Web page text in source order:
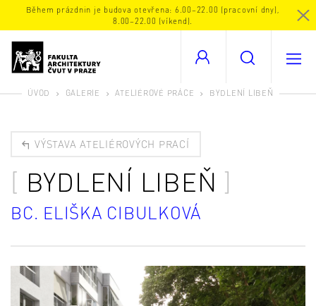
Během prázdnin je budova otevřena: 6.00–22.00 (pracovní dny),
8.00–22.00 (víkend).
ÚVOD GALERIE ATELIÉROVÉ PRÁCE BYDLENÍ LIBEŇ
VÝSTAVA ATELIÉROVÝCH PRACÍ
BYDLENÍ LIBEŇ
BC. ELIŠKA CIBULKOVÁ